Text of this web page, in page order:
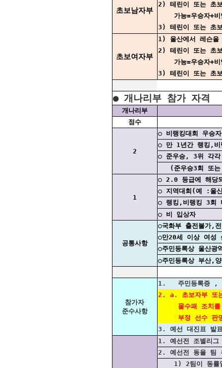
초보남자부
2) 테린이 또는 초
가능=우승자+비
3) 테린이 또는 초
초보여자부
1) 울산에서 레슨
2) 테린이 또는 초
가능=우승자+비
3) 테린이 또는 초
● 개나리부 참가 자격
개나리부
점수
2
○ 비랭킹대회 우승
○ 만 1년간 랭킹,비
○ 준우승, 3위 각
(준우승3회 또는
1
○ 2.0 등급에 해당
○ 지역대회(예 :울
○ 랭킹,비랭킹 3회
○ 비 입상자
공통사항
○국화부 출전불가,
○만20세 이상 여성
○주민등록상 울산
○주민등록상 부산,
참가자
준수사항
1. 주민등록증 ,
2. a. 초보자부 또
몰수패 조치를
부정 선수 판명
3. 예선 대진표 발
1. 예선전 조별리
2. 예선전 동율 팀
1) 2팀이 동률